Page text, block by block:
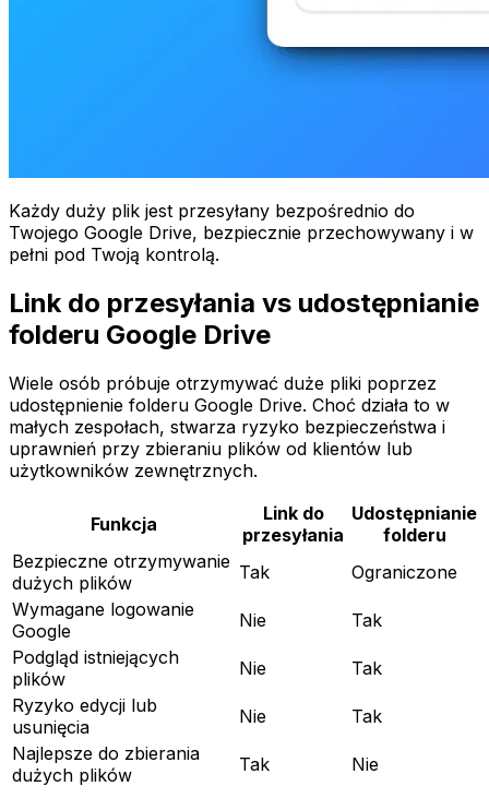
Każdy duży plik jest przesyłany bezpośrednio do
Twojego Google Drive, bezpiecznie przechowywany i w
pełni pod Twoją kontrolą.
Link do przesyłania vs udostępnianie
folderu Google Drive
Wiele osób próbuje otrzymywać duże pliki poprzez
udostępnienie folderu Google Drive. Choć działa to w
małych zespołach, stwarza ryzyko bezpieczeństwa i
uprawnień przy zbieraniu plików od klientów lub
użytkowników zewnętrznych.
Funkcja
Link do
przesyłania
Udostępnianie
folderu
Bezpieczne otrzymywanie
dużych plików
Tak
Ograniczone
Wymagane logowanie
Google
Nie
Tak
Podgląd istniejących
plików
Nie
Tak
Ryzyko edycji lub
usunięcia
Nie
Tak
Najlepsze do zbierania
dużych plików
Tak Nie